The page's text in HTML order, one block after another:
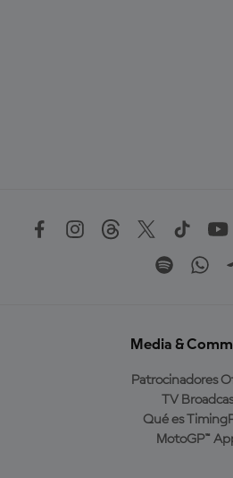
Media &
Patrocinadores
TV
Qué es
MotoGP™